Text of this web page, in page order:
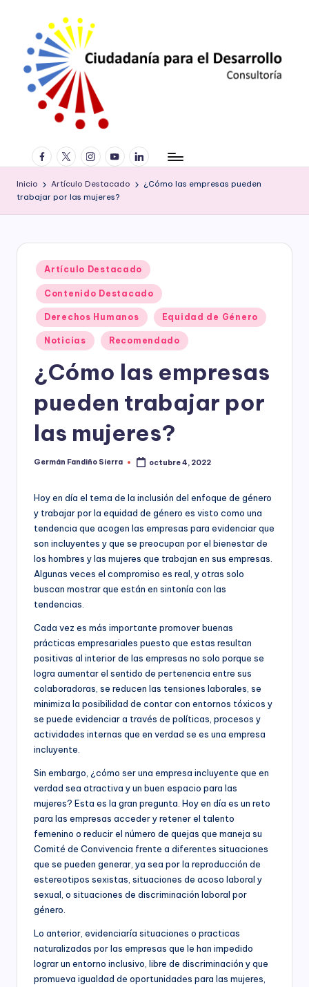
contenido
iu
d
ní
el
D
rr
o
o
C
o
ul
o
rí
F
especializada
en
derechos
humanos,
género,
político,
construcción
ciudadanía,
cultura
ciudadana,
social
empresarial,
debida
diligencia.
Para
trabajar
de
ciudadanía
para
construcción
de
paz,
socioeconómico,
cultural
político
de
nuestro
país,
Fundación
Mía
ofrece
para
las
Empresas
de
todos
los
sectores
de
economía,
para
las
Instituciones
facebook.com
twitter.cominstagram.com
youtube.com
linkedin.com
Inicio Artículo Destacado
¿Cómo las empresas pueden
trabajar por las mujeres?
Publicado
en
Artículo Destacado
Contenido Destacado
Derechos Humanos Equidad de Género
Noticias Recomendado
¿Cómo las empresas
pueden trabajar por
las mujeres?
Publicado
Germán Fandiño Sierra octubre 4, 2022
Hoy en día el tema de la inclusión del enfoque de género
y trabajar por la equidad de género es visto como una
tendencia que acogen las empresas para evidenciar que
son incluyentes y que se preocupan por el bienestar de
los hombres y las mujeres que trabajan en sus empresas.
Algunas veces el compromiso es real, y otras solo
buscan mostrar que están en sintonía con las
tendencias.
Cada vez es más importante promover buenas
prácticas empresariales puesto que estas resultan
positivas al interior de las empresas no solo porque se
logra aumentar el sentido de pertenencia entre sus
colaboradoras, se reducen las tensiones laborales, se
minimiza la posibilidad de contar con entornos tóxicos y
se puede evidenciar a través de políticas, procesos y
actividades internas que en verdad se es una empresa
incluyente.
Sin embargo, ¿cómo ser una empresa incluyente que en
verdad sea atractiva y un buen espacio para las
mujeres? Esta es la gran pregunta. Hoy en día es un reto
para las empresas acceder y retener el talento
femenino o reducir el número de quejas que maneja su
Comité de Convivencia frente a diferentes situaciones
que se pueden generar, ya sea por la reproducción de
estereotipos sexistas, situaciones de acoso laboral y
sexual, o situaciones de discriminación laboral por
género.
Lo anterior, evidenciaría situaciones o practicas
naturalizadas por las empresas que le han impedido
lograr un entorno inclusivo, libre de discriminación y que
promueva igualdad de oportunidades para las mujeres,